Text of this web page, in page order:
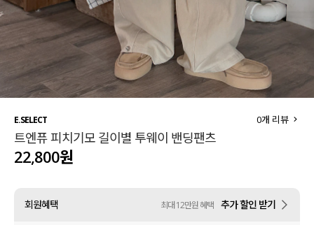
하객룩
살안타템
110사이즈
티셔츠
셔츠
원피스
팬츠
스커트
언더웨어
E.SELECT
트엔퓨 피치기모 길이별 투웨이 밴딩팬츠
0개 리뷰
22,800원
회원혜택 최대 12만원 혜택 추가 할인 받기